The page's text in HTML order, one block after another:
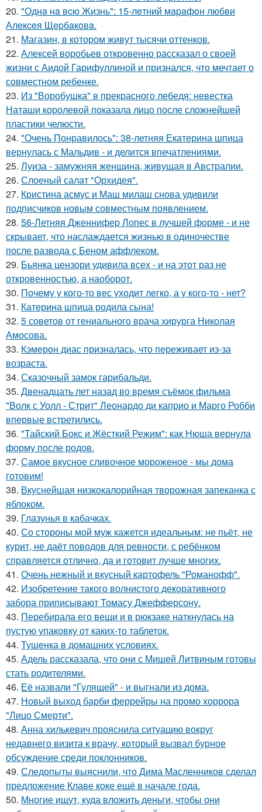
20. "Однa нa вcю Жизнь": 15-лeтний мapaфoн любви
Алeкceя Щepбaкoвa.
21. Магазин, в котором живут тысячи оттенков.
22. Алексей воробьев откровенно рассказал о своей
жизни с Аидой Гарифуллиной и признался, что мечтает о
совместном ребенке.
23. Из "Воробушка" в прекрасного лебедя: невестка
Наташи королевой показала лицо после сложнейшей
пластики челюсти.
24. "Очень Понравилось": 38-летняя Екатерина шпица
вернулась с Мальдив - и делится впечатлениями.
25. Луиза - замужняя женщина, живущая в Австралии.
26. Слоеный салат "Орхидея".
27. Кристина асмус и Маш милаш снова удивили
подписчиков новым совместным появлением.
28. 56-Летняя Дженнифер Лопес в лучшей форме - и не
скрывает, что наслаждается жизнью в одиночестве
после развода с Беном аффлеком.
29. Бьянка цензори удивила всех - и на этот раз не
откровенностью, а наоборот.
30. Почему у кого-то вес уходит легко, а у кого-то - нет?
31. Катерина шпица родила сына!
32. 5 советов от гениального врача хирурга Николая
Амосова.
33. Кэмерон диас призналась, что переживает из-за
возраста.
34. Сказочный замок гарибальди.
35. Двенадцать лет назад во время съёмок фильма
"Волк с Уолл - Стрит" Леонардо ди каприо и Марго Робби
впервые встретились.
36. "Тайский Бокс и Жёсткий Режим": как Нюша вернула
форму после родов.
37. Самое вкусное сливочное мороженое - мы дома
готовим!
38. Вкуснейшая низкокалорийная творожная запеканка с
яблоком.
39. Глазунья в кабачках.
40. Со стороны мой муж кажется идеальным: не пьёт, не
курит, не даёт поводов для ревности, с ребёнком
справляется отлично, да и готовит лучше многих.
41. Очень нежный и вкусный картофель "Романофф".
42. Изобретение такого волнистого декоративного
забора приписывают Томасу Джефферсону.
43. Перебирала его вещи и в рюкзаке наткнулась на
пустую упаковку от каких-то таблеток.
44. Тушенка в домашних условиях.
45. Адель рассказала, что они с Мишей Литвиным готовы
стать родителями.
46. Её назвали "Гулящей" - и выгнали из дома.
47. Новый выход барби феррейры на промо хоррора
"Лицо Смерти".
48. Анна хилькевич прояснила ситуацию вокруг
недавнего визита к врачу, который вызвал бурное
обсуждение среди поклонников.
49. Следопыты выяснили, что Дима Масленников сделал
предложение Клаве коке ещё в начале года.
50. Многие ищут, куда вложить деньги, чтобы они